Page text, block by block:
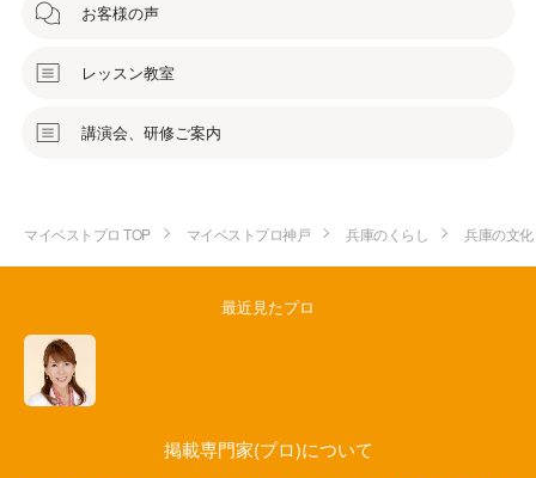
お客様の声
レッスン教室
講演会、研修ご案内
マイベストプロ TOP マイベストプロ神戸 兵庫のくらし 兵庫の文
最近見たプロ
掲載専門家(プロ)について